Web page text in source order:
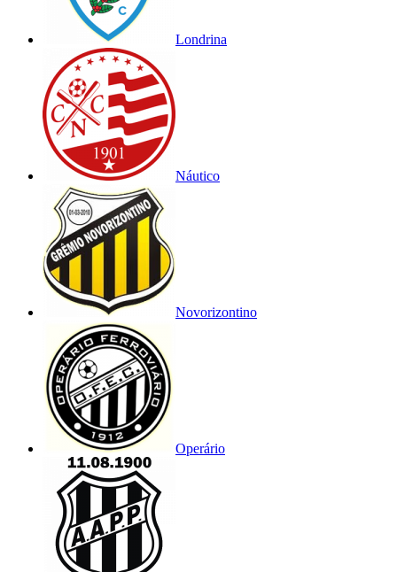
Londrina
Náutico
Novorizontino
Operário